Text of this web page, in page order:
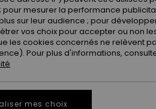
pour mesurer la performance
sur leur audience ; pour
vos choix pour accepter ou non
les cookies concernés ne relèvent
Pour plus d'informations,
mes choix